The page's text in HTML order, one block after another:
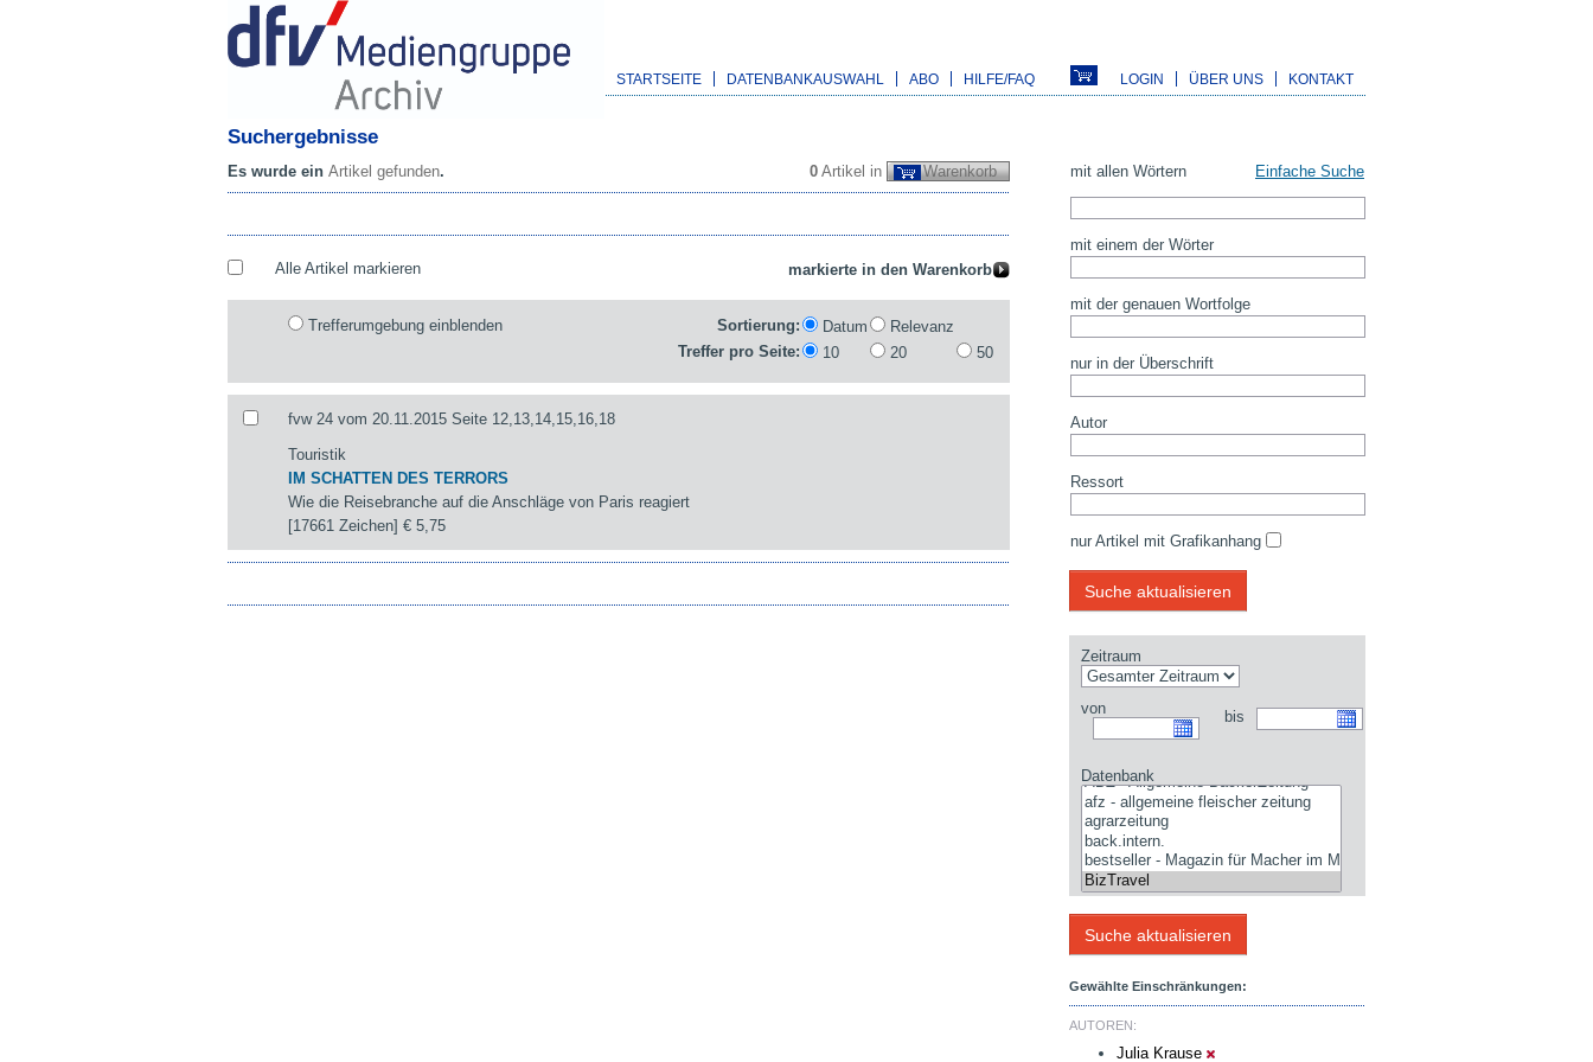
STARTSEITE DATENBANKAUSWAHL ABO HILFE/FAQ LOGIN ÜBER UNS KONTAKT
Suchergebnisse
0 Artikel in Warenkorb
Es wurde ein Artikel gefunden.
Alle Artikel markieren
Trefferumgebung einblenden Sortierung: Datum
Relevanz
Treffer pro Seite:
10 20 50
fvw 24 vom 20.11.2015 Seite 12,13,14,15,16,18
Touristik
IM SCHATTEN DES TERRORS
Wie die Reisebranche auf die Anschläge von Paris reagiert
[17661 Zeichen]€ 5,75
mit allen Wörtern Einfache Suche
mit einem der Wörter
mit der genauen Wortfolge
nur in der Überschrift
Autor
Ressort
nur Artikel mit Grafikanhang
Zeitraum
von bis
Datenbank
Gewählte Einschränkungen:
AUTOREN:
Julia Krause